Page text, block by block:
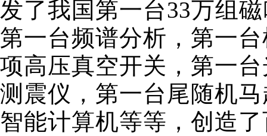
发了我国第一台33万组
第一台频谱分析，第一
项高压真空开关，第一
测震仪，第一台尾随机
智能计算机等等，创造